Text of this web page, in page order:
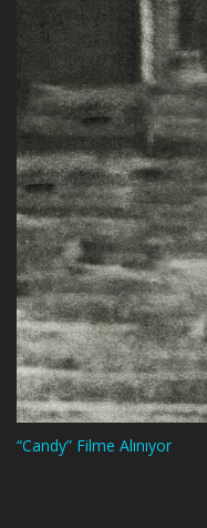
“Candy” Filme Alınıyor